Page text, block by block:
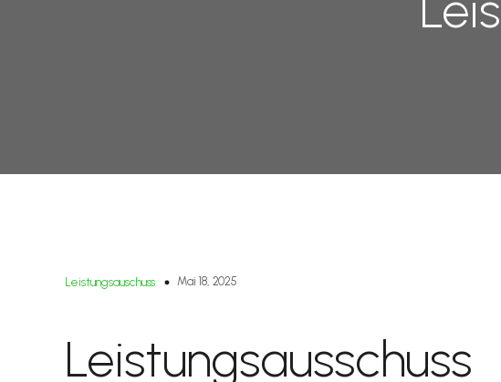
Leistungsauschuss Mai 18, 2025
Leistungsausschuss